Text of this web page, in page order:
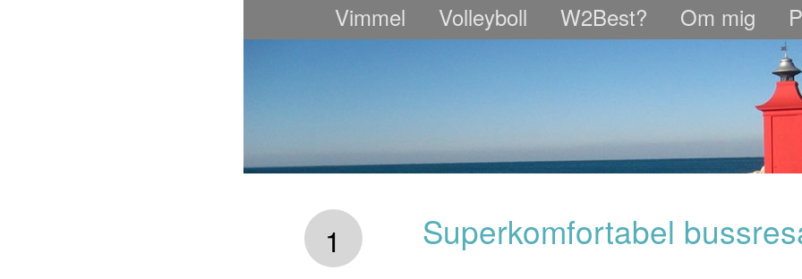
Vimmel
Volleyboll W2Best? Om mig
1 Superkomfortabel